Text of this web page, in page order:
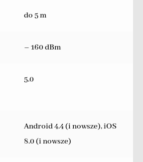
do 5 m
– 160 dBm
5.0
Android 4.4 (i nowsze), iOS
8.0 (i nowsze)